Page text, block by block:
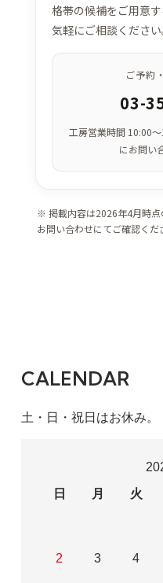
格帯の候補をご用意
気軽にご相談ください
ご予約
03-
工房営業時間 10:00
にお問い
※ 掲載内容は2026年4月時点
お問い合わせにてご確認くだ
CALENDAR
土・日・祝日はお休み。
日
月 火
2 3 4